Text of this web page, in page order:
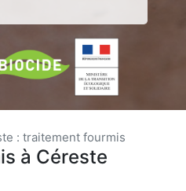
: traitement fourmis
à Céreste